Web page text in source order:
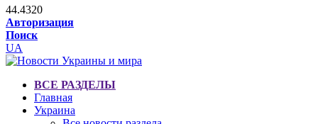
44.4320
Авторизация
Поиск
UA
ВСЕ РАЗДЕЛЫ
Главная
Украина